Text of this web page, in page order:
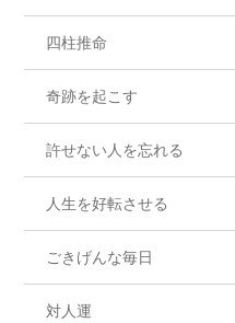
四柱推命
奇跡を起こす
許せない人を忘れる
人生を好転させる
ごきげんな毎日
対人運